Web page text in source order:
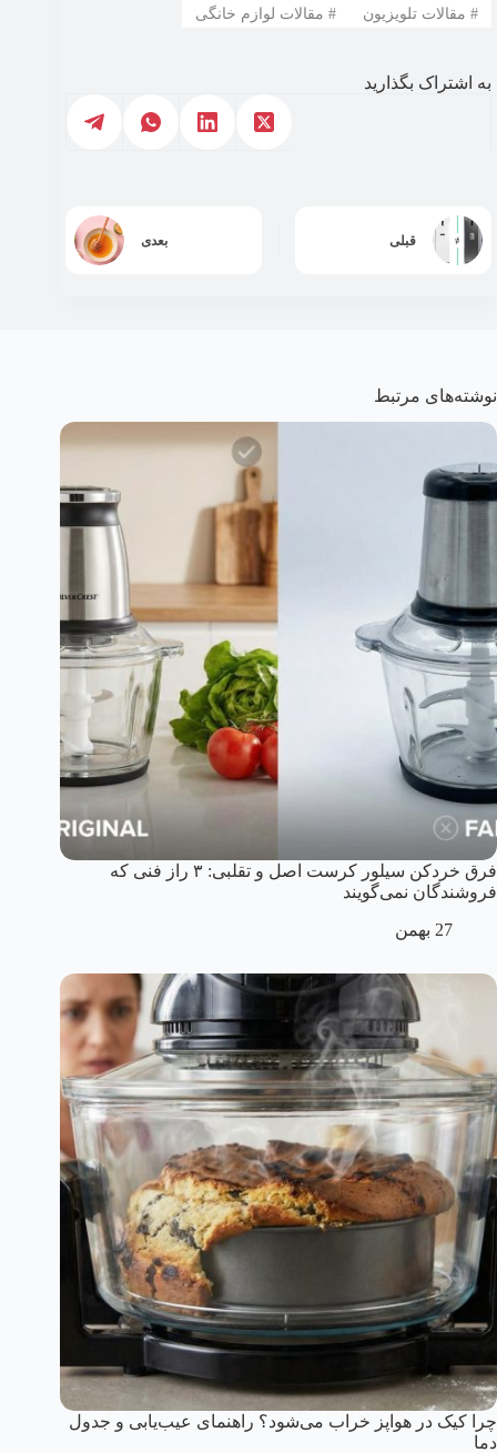
#مقالات تلویزیون #مقالات لوازم خانگی
به اشتراک بگذارید
قبلی بعدی
نوشته‌های مرتبط
فرق خردکن سیلور کرست اصل و تقلبی: ۳ راز فنی که
فروشندگان نمی‌گویند
27 بهمن
چرا کیک در هواپز خراب می‌شود؟ راهنمای عیب‌یابی و جدول
دما